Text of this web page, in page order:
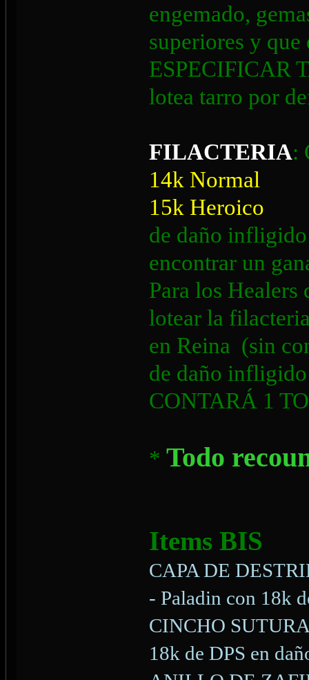
engemado,
superiores y
ESPECIFICAR
lotea tarro por
FILACTERIA:
14k Normal
15k Heroico
de daño infligido
encontrar un
Para los Healers
lotear la
en Reina (sin
de daño infligido
CONTARÁ 1
* Todo
Items BIS
CAPA DE
- Paladin con 18k
CINCHO
18k de DPS en